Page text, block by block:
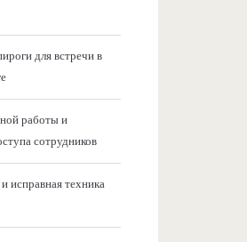
для встречи в
работы и
сотрудников
исправная техника